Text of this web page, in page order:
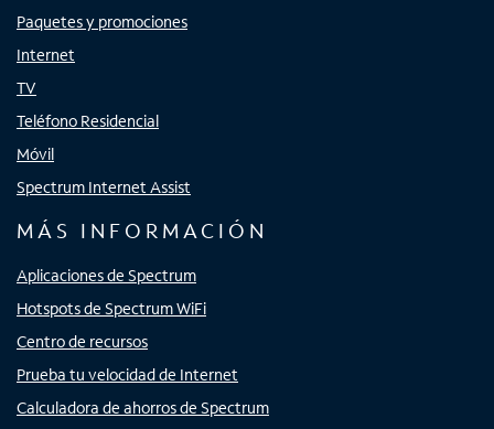
Paquetes y promociones
Internet
TV
Teléfono Residencial
Móvil
Spectrum Internet Assist
MÁS INFORMACIÓN
Aplicaciones de Spectrum
Hotspots de Spectrum WiFi
Centro de recursos
Prueba tu velocidad de Internet
Calculadora de ahorros de Spectrum